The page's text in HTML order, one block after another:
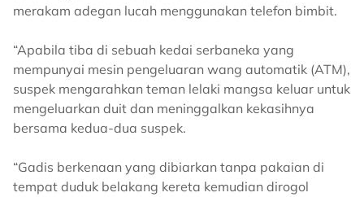
merakam adegan lucah menggunakan telefon bimbit.
“Apabila tiba di sebuah kedai serbaneka yang
mempunyai mesin pengeluaran wang automatik (ATM),
suspek mengarahkan teman lelaki mangsa keluar untuk
mengeluarkan duit dan meninggalkan kekasihnya
bersama kedua-dua suspek.
“Gadis berkenaan yang dibiarkan tanpa pakaian di
tempat duduk belakang kereta kemudian dirogol